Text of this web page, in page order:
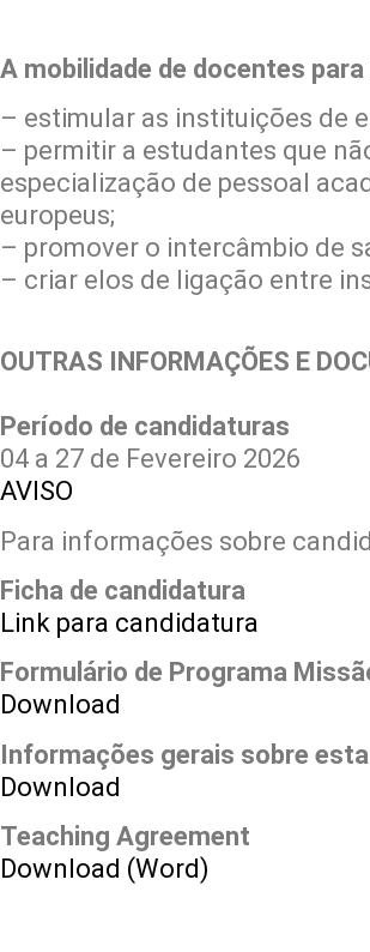
A mobilidade de docentes
– estimular as instituições de
– permitir a estudantes que
especialização de pessoal
europeus;
– promover o intercâmbio de
– criar elos de ligação entre
OUTRAS INFORMAÇÕES E
Período de candidaturas
04 a 27 de Fevereiro 2026
AVISO
Para informações sobre
Ficha de candidatura
Link para candidatura
Formulário de Programa
Download
Informações gerais sobre
Download
Teaching Agreement
Download (Word)